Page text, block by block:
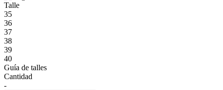
Talle
35
36
37
38
39
40
Guía de talles
Cantidad
-